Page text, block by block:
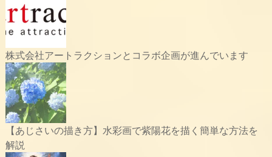
株式会社アートラクションとコラボ企画が進んでいます
【あじさいの描き方】水彩画で紫陽花を描く簡単な方法を
解説